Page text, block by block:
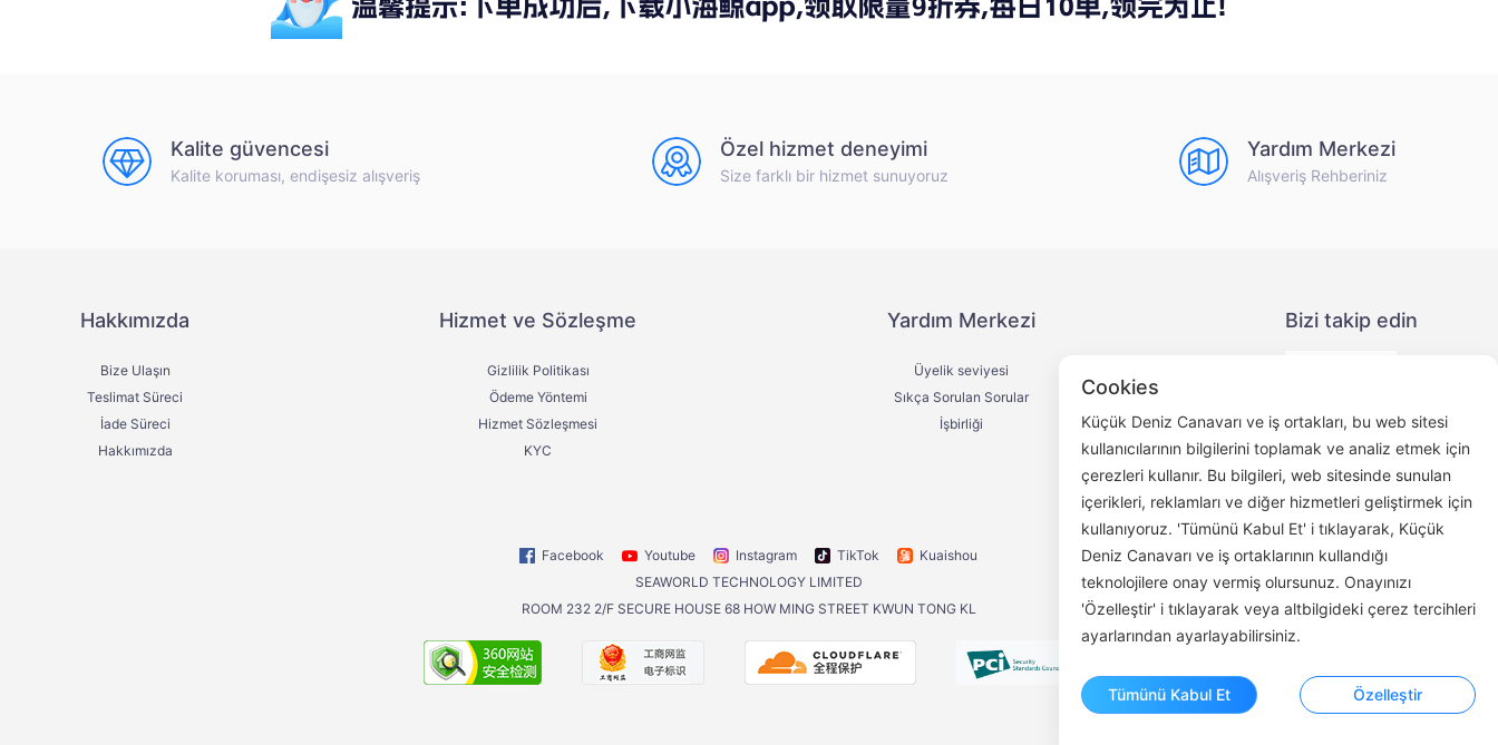
Kalite güvencesi
Kalite koruması, endişesiz alışveriş
Özel hizmet deneyimi
Size farklı bir hizmet sunuyoruz
Yardım Merkezi
Alışveriş Rehberiniz
Hakkımızda
Bize Ulaşın
Teslimat Süreci
İade Süreci
Hakkımızda
Hizmet ve Sözleşme
Gizlilik Politikası
Ödeme Yöntemi
Hizmet Sözleşmesi
KYC
Yardım Merkezi
Üyelik seviyesi
Sıkça Sorulan Sorular
İşbirliği
Bizi takip edin
WeChat Halk Hesabı
Facebook Youtube Instagram TikTok
Kuaishou
SEAWORLD TECHNOLOGY LIMITED
ROOM 232 2/F SECURE HOUSE 68 HOW MING STREET KWUN TONG KL
Cookies
Küçük Deniz Canavarı ve iş ortakları, bu web sitesi
kullanıcılarının bilgilerini toplamak ve analiz etmek için
çerezleri kullanır. Bu bilgileri, web sitesinde sunulan
içerikleri, reklamları ve diğer hizmetleri geliştirmek için
kullanıyoruz. 'Tümünü Kabul Et' i tıklayarak, Küçük
Deniz Canavarı ve iş ortaklarının kullandığı
teknolojilere onay vermiş olursunuz. Onayınızı
'Özelleştir' i tıklayarak veya altbilgideki çerez tercihleri
ayarlarından ayarlayabilirsiniz.
Tümünü Kabul Et Özelleştir